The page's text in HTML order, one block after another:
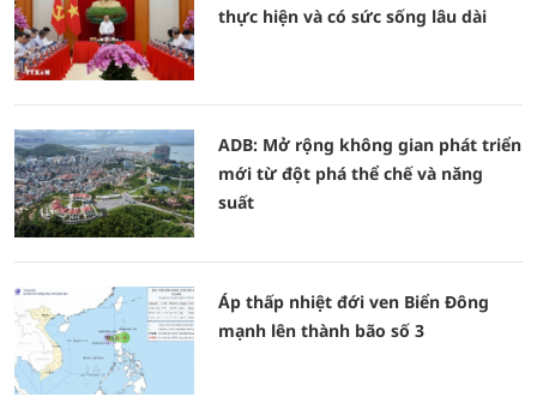
thực hiện và có sức sống lâu dài
ADB: Mở rộng không gian phát triển
mới từ đột phá thể chế và năng
suất
Áp thấp nhiệt đới ven Biển Đông
mạnh lên thành bão số 3